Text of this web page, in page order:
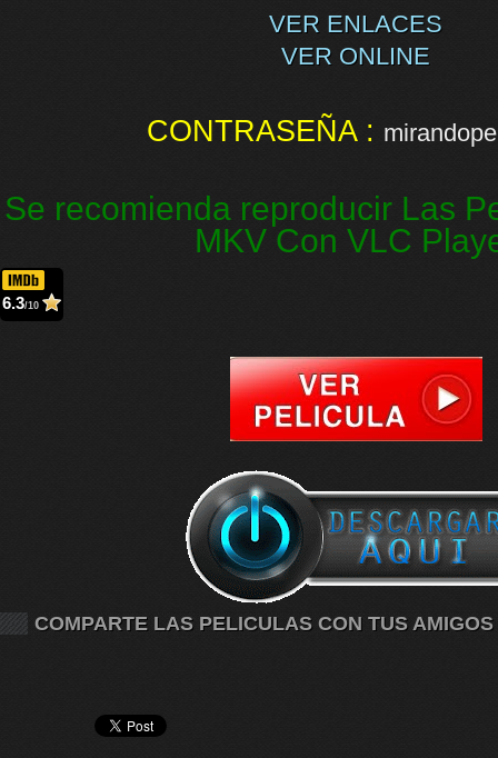
VER ENLACES
VER ONLINE
CONTRASEÑA :
Se recomienda reproducir Las
MKV Con VLC
6.3/10
COMPARTE LAS PELICULAS CON TUS AMIGOS